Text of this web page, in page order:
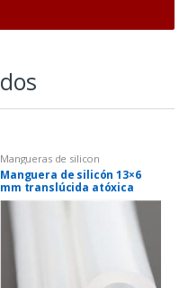
Mangueras de silicon
Manguera de silicón 13×6
mm translúcida atóxica